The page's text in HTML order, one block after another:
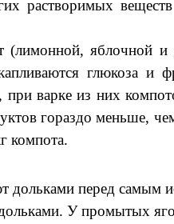
растворимых
(лимонной, яблочной
глюкоза и
варке из них
гораздо меньше,
компота.
дольками перед самым
У промытых